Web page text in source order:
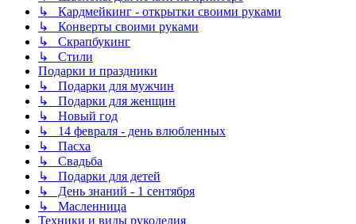
↳ Кардмейкинг - открытки своими руками
↳ Конверты своими руками
↳ Скрапбукинг
↳ Стили
Подарки и праздники
↳ Подарки для мужчин
↳ Подарки для женщин
↳ Новый год
↳ 14 февраля - день влюбленных
↳ Пасха
↳ Свадьба
↳ Подарки для детей
↳ День знаний - 1 сентября
↳ Масленница
Техники и виды рукоделия